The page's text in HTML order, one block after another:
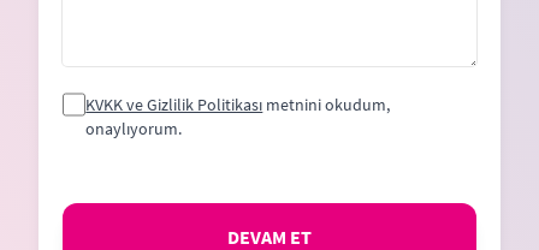
KVKK ve Gizlilik Politikası metnini okudum,
onaylıyorum.
DEVAM ET